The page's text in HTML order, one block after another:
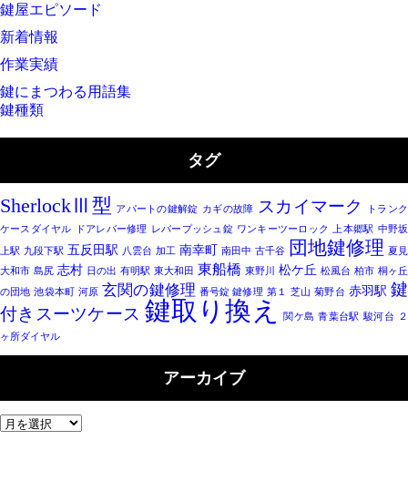
鍵屋エピソード
新着情報
作業実績
鍵にまつわる用語集
鍵種類
タグ
SherlockⅢ型 アパートの鍵解錠 カギの故障 スカイマーク
トランク
ケースダイヤル
ドアレバー修理 レバープッシュ錠 ワンキーツーロック 上本郷駅 中野坂
上駅 九段下駅 五反田駅 八雲台 加工 南幸町 南田中 古千谷 団地鍵修理
夏見
大和市 島尻 志村 日の出 有明駅 東大和田 東船橋 東野川 松ケ丘 松風台 柏市 桐ヶ丘
の団地 池袋本町 河原 玄関の鍵修理 番号錠 鍵修理 第１ 芝山 菊野台 赤羽駅 鍵
付きスーツケース 鍵取り換え 関ケ島 青葉台駅 駿河台
２
ヶ所ダイヤル
アーカイブ
ア